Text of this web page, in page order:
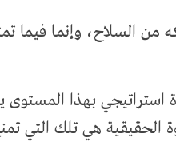
من السلاح، وإنما فيما
استراتيجي بهذا
الحقيقية هي تلك التي